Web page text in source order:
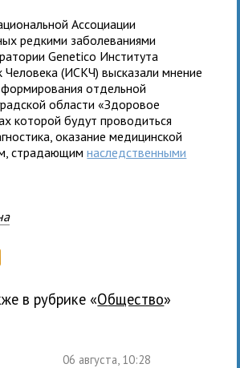
Ассоциации
редкими заболеваниями
Genetico Института
(ИСКЧ) высказали мнение
отдельной
области «Здоровое
которой будут проводиться
оказание медицинской
страдающимнаследственными
в рубрике « общество»
06 августа, 10:28